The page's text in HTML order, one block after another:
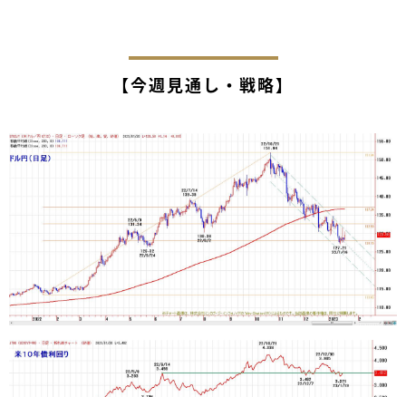
【今週見通し・戦略】